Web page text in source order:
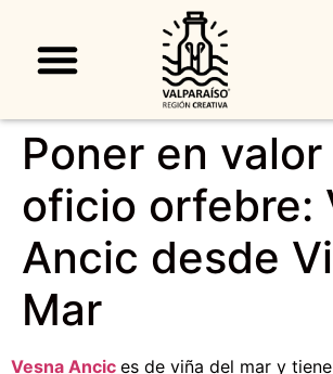
Poner en valor
oficio orfebre:
Ancic desde
Mar
Vesna Ancic es de viña del mar y